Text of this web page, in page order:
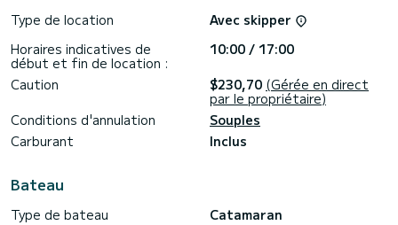
Type de location
Avec skipper
Horaires indicatives de
début et fin de location :
10:00 / 17:00
Caution
$230,70 (Gérée en direct
par le propriétaire)
Conditions d'annulation
Souples
Carburant
Inclus
Bateau
Type de bateau
Catamaran